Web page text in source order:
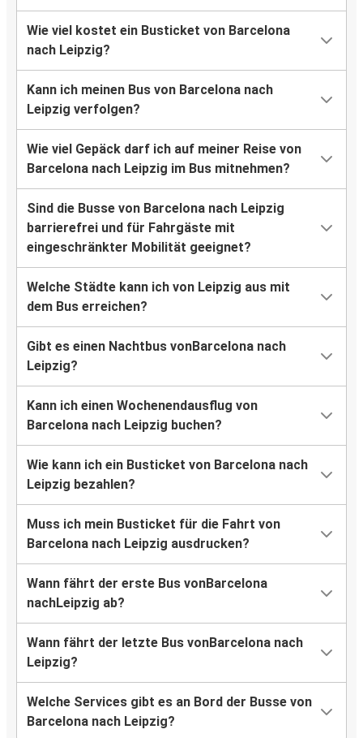
Wie viel kostet ein Busticket von Barcelona
nach Leipzig?
Kann ich meinen Bus von Barcelona nach
Leipzig verfolgen?
Wie viel Gepäck darf ich auf meiner Reise von
Barcelona nach Leipzig im Bus mitnehmen?
Sind die Busse von Barcelona nach Leipzig
barrierefrei und für Fahrgäste mit
eingeschränkter Mobilität geeignet?
Welche Städte kann ich von Leipzig aus mit
dem Bus erreichen?
Gibt es einen Nachtbus vonBarcelona nach
Leipzig?
Kann ich einen Wochenendausflug von
Barcelona nach Leipzig buchen?
Wie kann ich ein Busticket von Barcelona nach
Leipzig bezahlen?
Muss ich mein Busticket für die Fahrt von
Barcelona nach Leipzig ausdrucken?
Wann fährt der erste Bus vonBarcelona
nachLeipzig ab?
Wann fährt der letzte Bus vonBarcelona nach
Leipzig?
Welche Services gibt es an Bord der Busse von
Barcelona nach Leipzig?